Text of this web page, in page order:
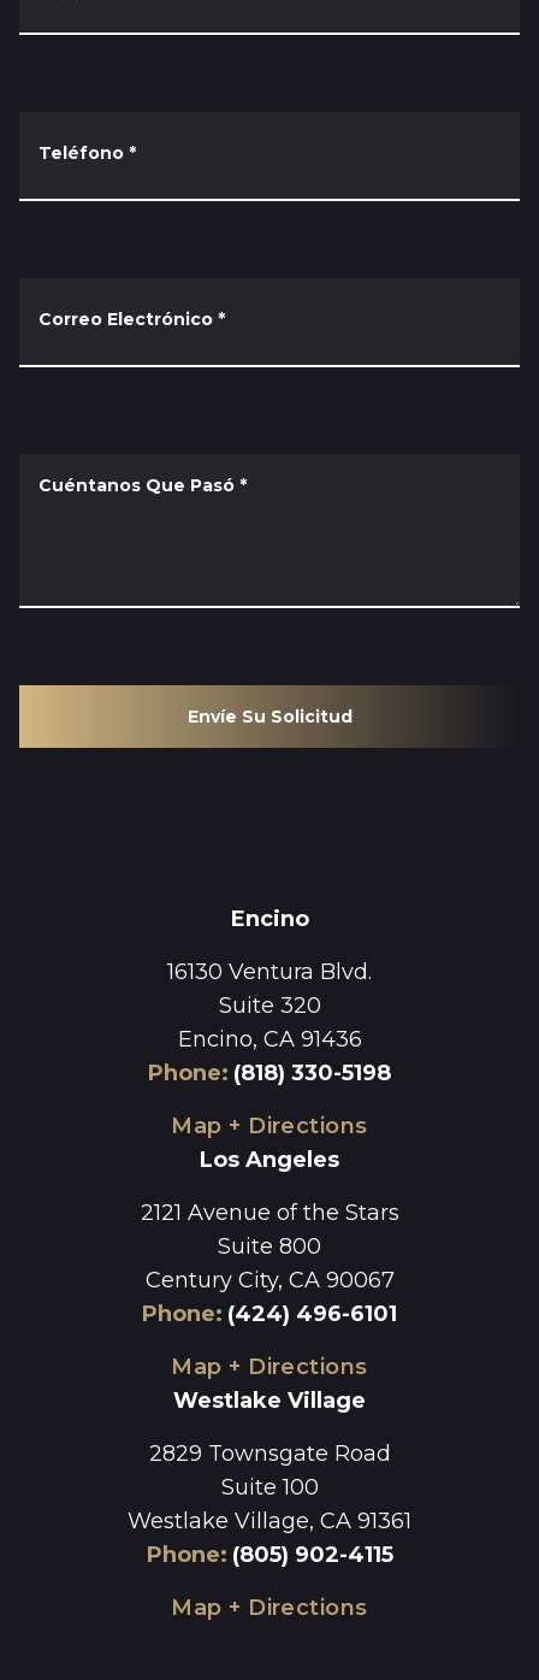
Teléfono *
Correo Electrónico *
Cuéntanos Que Pasó *
Envíe Su Solicitud
Encino
16130 Ventura Blvd.
Suite 320
Encino, CA 91436
Phone: (818) 330-5198
Map + Directions
Los Angeles
2121 Avenue of the Stars
Suite 800
Century City, CA 90067
Phone: (424) 496-6101
Map + Directions
Westlake Village
2829 Townsgate Road
Suite 100
Westlake Village, CA 91361
Phone: (805) 902-4115
Map + Directions